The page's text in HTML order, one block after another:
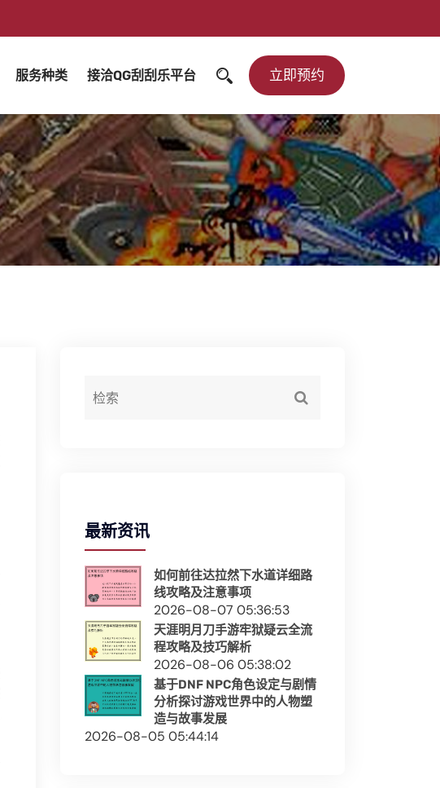
服务种类 接洽QG刮刮乐平台 立即预约
最新资讯
如何前往达拉然下水道详细路
线攻略及注意事项
2026-08-07 05:36:53
天涯明月刀手游牢狱疑云全流
程攻略及技巧解析
2026-08-06 05:38:02
基于DNF NPC角色设定与剧情
分析探讨游戏世界中的人物塑
造与故事发展
2026-08-05 05:44:14